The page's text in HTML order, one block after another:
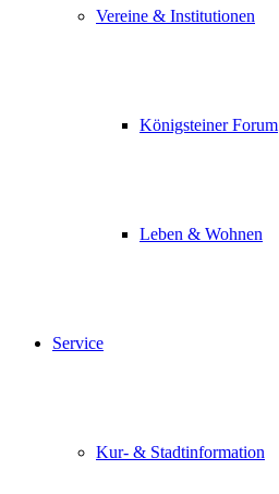
Vereine & Institutionen
Königsteiner Forum
Leben & Wohnen
Service
Kur- & Stadtinformation